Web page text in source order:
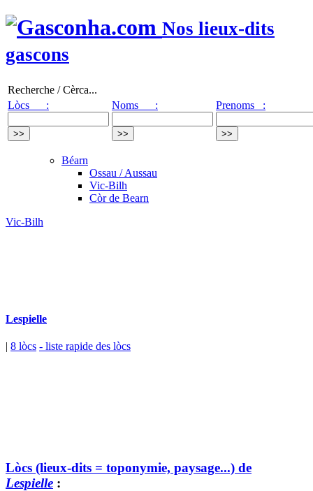
Nos lieux-dits
gascons
Recherche / Cèrca...
Lòcs :
Noms : Prenoms :
Béarn
Ossau / Aussau
Vic-Bilh
Còr de Bearn
Vic-Bilh
Lespielle
| 8 lòcs - liste rapide des lòcs
Lòcs (lieux-dits = toponymie, paysage...) de
Lespielle :